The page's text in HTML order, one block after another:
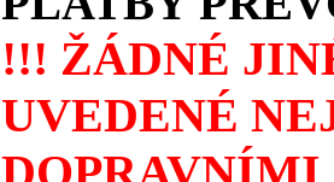
!!! ŽÁDNÉ
UVEDENÉ